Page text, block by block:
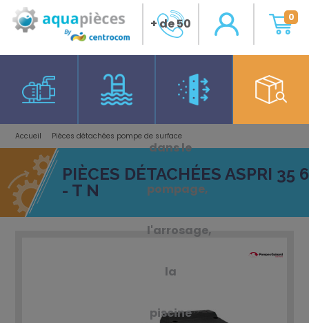
+ de 50
d'expérience
dans le
pompage,
l'arrosage,
la
piscine
0
Accueil Pièces détachées pompe de surface
Pièces détachées Aspri 35 6 - T N
PIÈCES DÉTACHÉES ASPRI 35 6
- T N